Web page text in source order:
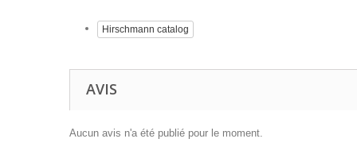
Hirschmann catalog
AVIS
Aucun avis n'a été publié pour le moment.